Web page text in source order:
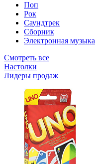
Поп
Рок
Саундтрек
Сборник
Электронная музыка
Смотреть все
Настолки
Лидеры продаж